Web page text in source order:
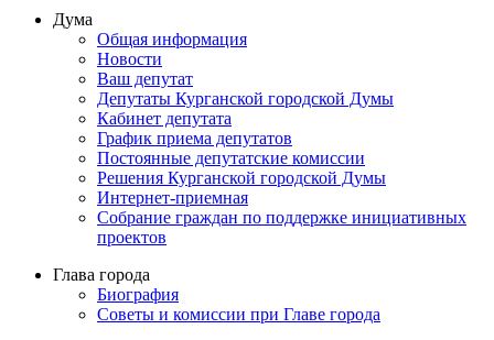
Дума
Общая информация
Новости
Ваш депутат
Депутаты Курганской городской Думы
Кабинет депутата
График приема депутатов
Постоянные депутатские комиссии
Решения Курганской городской Думы
Интернет-приемная
Собрание граждан по поддержке инициативных
проектов
Глава города
Биография
Советы и комиссии при Главе города